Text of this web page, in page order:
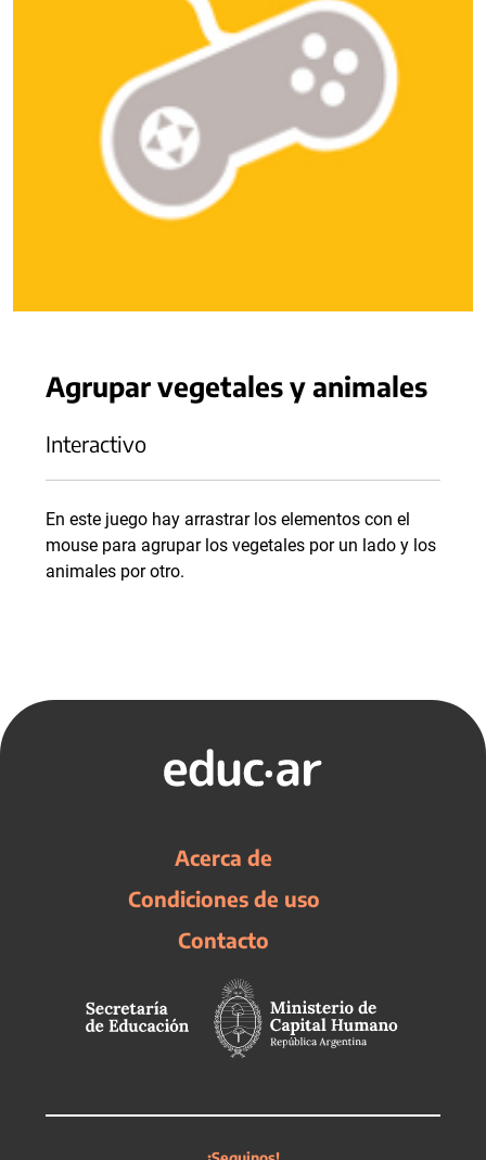
Agrupar vegetales y animales
Interactivo
En este juego hay arrastrar los elementos con el
mouse para agrupar los vegetales por un lado y los
animales por otro.
Acerca de
Condiciones de uso
Contacto